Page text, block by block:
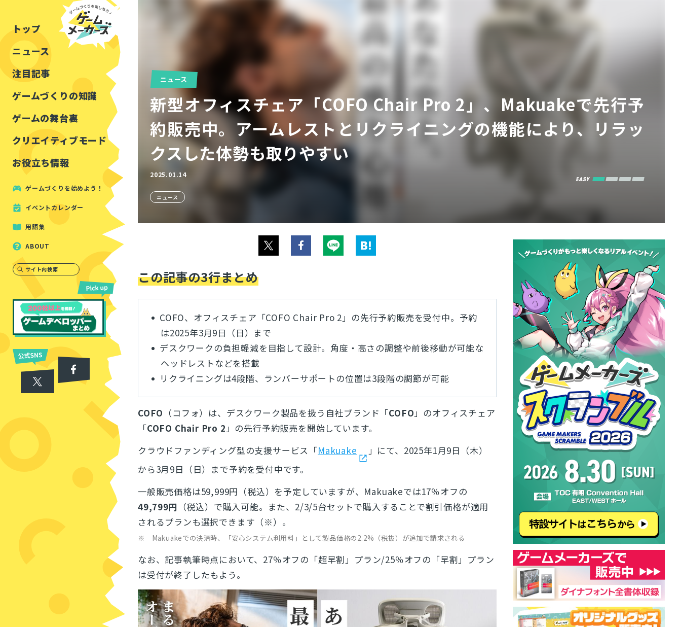
トップ
ニュース
注目記事
ゲームづくりの知識
ルールをつくる
見た目を良くする
ゲームの舞台裏
講演レポート
クリエイティブモード
マインクラフト
お役立ち情報
イベントレポート
アセットレビュー
ツール紹介
周辺機器・ハードウェア
ゲームづくりを始めよう！
イベントカレンダー
用語集
ABOUT
サイト内検索
ニュース
新型オフィスチェア「COFO Chair Pro 2」、Makuakeで先行予
約販売中。アームレストとリクライニングの機能により、リラッ
クスした体勢も取りやすい
2025.01.14
ニュース
この記事の3行まとめ
COFO、オフィスチェア「COFO Chair Pro 2」の先行予約販売を受付中。予約
は2025年3月9日（日）まで
デスクワークの負担軽減を目指して設計。角度・高さの調整や前後移動が可能な
ヘッドレストなどを搭載
リクライニングは4段階、ランバーサポートの位置は3段階の調節が可能
COFO （コフォ）は、デスクワーク製品を扱う自社ブランド「COFO」のオフィスチェア
「COFO Chair Pro 2」の先行予約販売を開始しています。
クラウドファンディング型の支援サービス「Makuake
」にて、2025年1月9日（木）
から3月9日（日）まで予約を受付中です。
一般販売価格は59,999円（税込）を予定していますが、Makuakeでは17％オフの
49,799円 （税込）で購入可能。また、2/3/5台セットで購入することで割引価格が適用
されるプランも選択できます（※）。
※ Makuakeでの決済時、「安心システム利用料」として製品価格の2.2%（税抜）が追加で請求される
なお、記事執筆時点において、27％オフの「超早割」プラン/25％オフの「早割」プラン
は受付が終了したもよう。